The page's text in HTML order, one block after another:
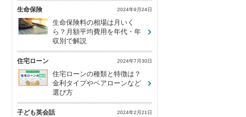
生命保険 2024年9月24日
生命保険料の相場は月いく
ら？月額平均費用を年代・年
収別で解説
住宅ローン 2024年7月30日
住宅ローンの種類と特徴は？
金利タイプやペアローンなど
選び方
子ども英会話 2024年2月21日